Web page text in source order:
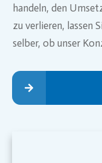
handeln, den
zu verlieren, lassen
selber, ob unser